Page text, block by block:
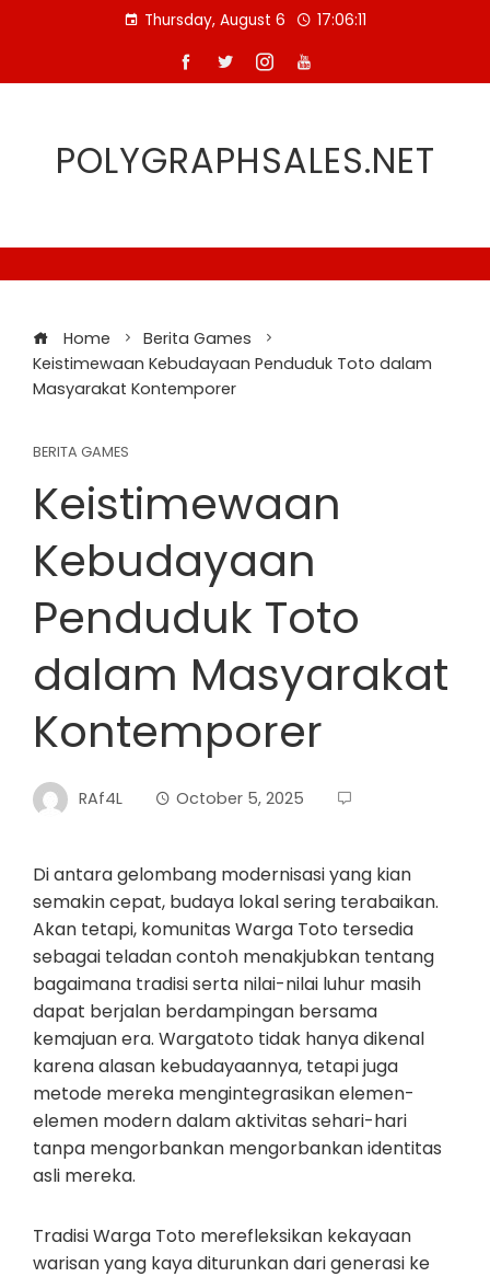
Thursday, August 6 17:06:12
POLYGRAPHSALES.NET
Home
Berita Games
Keistimewaan Kebudayaan Penduduk Toto dalam
Masyarakat Kontemporer
BERITA GAMES
Keistimewaan
Kebudayaan
Penduduk Toto
dalam Masyarakat
Kontemporer
RAf4L October 5, 2025
Di antara gelombang modernisasi yang kian
semakin cepat, budaya lokal sering terabaikan.
Akan tetapi, komunitas Warga Toto tersedia
sebagai teladan contoh menakjubkan tentang
bagaimana tradisi serta nilai-nilai luhur masih
dapat berjalan berdampingan bersama
kemajuan era. Wargatoto tidak hanya dikenal
karena alasan kebudayaannya, tetapi juga
metode mereka mengintegrasikan elemen-
elemen modern dalam aktivitas sehari-hari
tanpa mengorbankan mengorbankan identitas
asli mereka.
Tradisi Warga Toto merefleksikan kekayaan
warisan yang kaya diturunkan dari generasi ke